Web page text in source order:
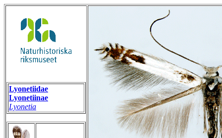
Lyonetiidae
Lyonetiinae
Lyonetia